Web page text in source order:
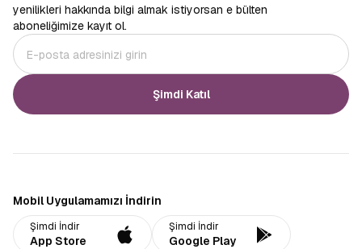
yenilikleri hakkında bilgi almak istiyorsan e bülten
aboneliğimize kayıt ol.
Şimdi Katıl
Mobil Uygulamamızı İndirin
Şimdi İndir
App Store
Şimdi İndir
Google Play